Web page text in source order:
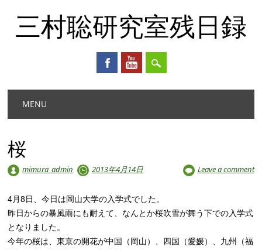
三村聡研究室残日録
Main menu
MENU
桜
mimura_admin 2013年4月14日 Leave a comment
4月8日、今日は岡山大学の入学式でした。
昨日からの暴風雨にも耐えて、なんとか桜吹雪が舞う下での入学式
となりました。
今年の桜は、東京の開花が中国（岡山）、四国（愛媛）、九州（福